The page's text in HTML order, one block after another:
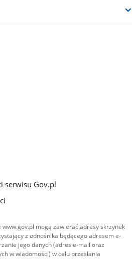
serwisu Gov.pl
mogą zawierać adresy skrzynek
z odnośnika będącego adresem e-
jego danych (adres e-mail oraz
w wiadomości) w celu przesłania